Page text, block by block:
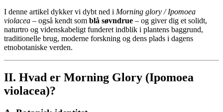
I denne artikel dykker vi dybt ned i Morning glory / Ipomoea
violacea – også kendt som blå søvndrue – og giver dig et solidt,
naturtro og videnskabeligt funderet indblik i plantens baggrund,
traditionelle brug, moderne forskning og dens plads i dagens
etnobotaniske verden.
II. Hvad er Morning Glory (Ipomoea
violacea)?